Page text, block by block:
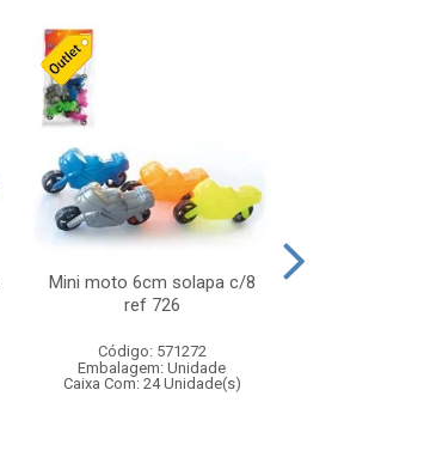
Mini moto 6cm solapa c/8
ref 726
Código: 571272
Embalagem: Unidade
Caixa Com: 24 Unidade(s)